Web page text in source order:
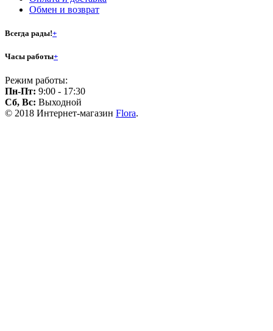
Обмен и возврат
Всегда рады!+
Часы работы+
Режим работы:
Пн-Пт: 9:00 - 17:30
Сб, Вс: Выходной
© 2018 Интернет-магазин Flora.